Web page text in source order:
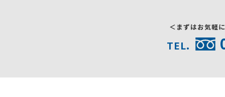
＜まずはお気軽
TEL.